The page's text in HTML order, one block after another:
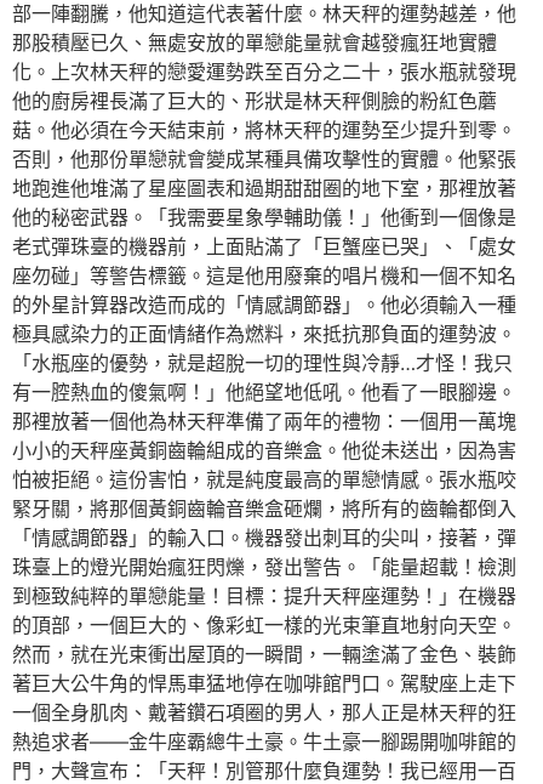
部一陣翻騰，他知道這代表著什麼。林天秤的運勢越差，他
那股積壓已久、無處安放的單戀能量就會越發瘋狂地實體
化。上次林天秤的戀愛運勢跌至百分之二十，張水瓶就發現
他的廚房裡長滿了巨大的、形狀是林天秤側臉的粉紅色蘑
菇。他必須在今天結束前，將林天秤的運勢至少提升到零。
否則，他那份單戀就會變成某種具備攻擊性的實體。他緊張
地跑進他堆滿了星座圖表和過期甜甜圈的地下室，那裡放著
他的秘密武器。「我需要星象學輔助儀！」他衝到一個像是
老式彈珠臺的機器前，上面貼滿了「巨蟹座已哭」、「處女
座勿碰」等警告標籤。這是他用廢棄的唱片機和一個不知名
的外星計算器改造而成的「情感調節器」。他必須輸入一種
極具感染力的正面情緒作為燃料，來抵抗那負面的運勢波。
「水瓶座的優勢，就是超脫一切的理性與冷靜…才怪！我只
有一腔熱血的傻氣啊！」他絕望地低吼。他看了一眼腳邊。
那裡放著一個他為林天秤準備了兩年的禮物：一個用一萬塊
小小的天秤座黃銅齒輪組成的音樂盒。他從未送出，因為害
怕被拒絕。這份害怕，就是純度最高的單戀情感。張水瓶咬
緊牙關，將那個黃銅齒輪音樂盒砸爛，將所有的齒輪都倒入
「情感調節器」的輸入口。機器發出刺耳的尖叫，接著，彈
珠臺上的燈光開始瘋狂閃爍，發出警告。「能量超載！檢測
到極致純粹的單戀能量！目標：提升天秤座運勢！」在機器
的頂部，一個巨大的、像彩虹一樣的光束筆直地射向天空。
然而，就在光束衝出屋頂的一瞬間，一輛塗滿了金色、裝飾
著巨大公牛角的悍馬車猛地停在咖啡館門口。駕駛座上走下
一個全身肌肉、戴著鑽石項圈的男人，那人正是林天秤的狂
熱追求者——金牛座霸總牛土豪。牛土豪一腳踢開咖啡館的
門，大聲宣布：「天秤！別管那什麼負運勢！我已經用一百